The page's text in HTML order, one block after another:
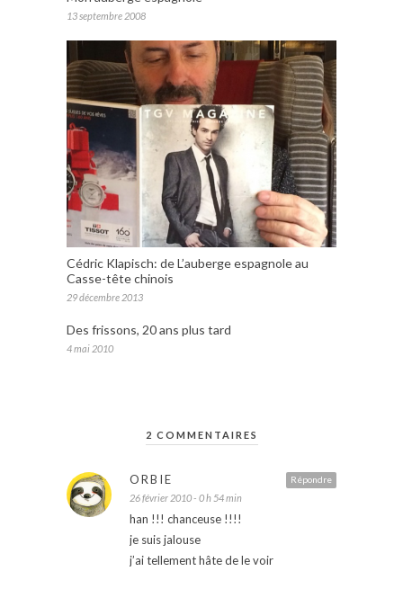
13 septembre 2008
Cédric Klapisch: de L’auberge espagnole au
Casse-tête chinois
29 décembre 2013
Des frissons, 20 ans plus tard
4 mai 2010
2 COMMENTAIRES
Répondre
ORBIE
26 février 2010 - 0 h 54 min
han !!! chanceuse !!!!
je suis jalouse
j’ai tellement hâte de le voir